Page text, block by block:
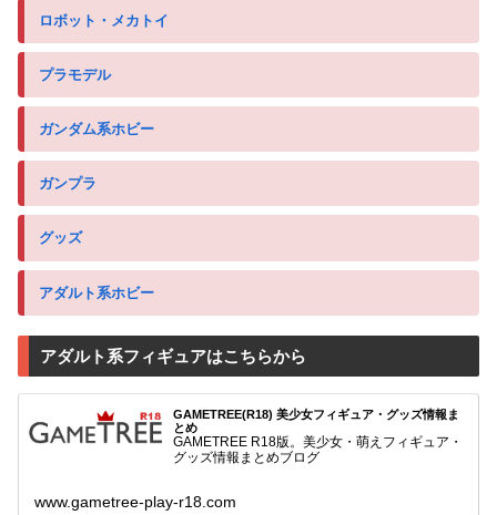
ロボット・メカトイ
プラモデル
ガンダム系ホビー
ガンプラ
グッズ
アダルト系ホビー
アダルト系フィギュアはこちらから
GAMETREE(R18) 美少女フィギュア・グッズ情報ま
とめ
GAMETREE R18版。美少女・萌えフィギュア・
グッズ情報まとめブログ
www.gametree-play-r18.com